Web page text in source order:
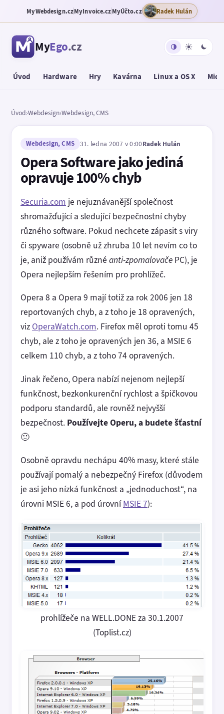
MyWebdesign.czMyInvoice.czMyÚčto.cz Radek Hulán
MyEgo.cz
Úvod Hardware Hry Kavárna Linux a OS X
Úvod›Webdesign›Webdesign, CMS
Webdesign, CMS 31. ledna 2007 v 0:00Radek Hulán
Opera Software jako jediná
opravuje 100% chyb
Securia.com je nejuznávanější společnost
shromažďující a sledující bezpečnostní chyby
různého software. Pokud nechcete zápasit s viry
či spyware (osobně už zhruba 10 let nevím co to
je, aniž používám různé anti-zpomalovače PC), je
Opera nejlepším řešením pro prohlížeč.
Opera 8 a Opera 9 mají totiž za rok 2006 jen 18
reportovaných chyb, a z toho je 18 opravených,
viz OperaWatch.com. Firefox měl oproti tomu 45
chyb, ale z toho je opravených jen 36, a MSIE 6
celkem 110 chyb, a z toho 74 opravených.
Jinak řečeno, Opera nabízí nejenom nejlepší
funkčnost, bezkonkurenční rychlost a špičkovou
podporu standardů, ale rovněž nejvyšší
bezpečnost. Používejte Operu, a budete šťastní
🙂
Osobně opravdu nechápu 40% masy, které stále
používají pomalý a nebezpečný Firefox (důvodem
je asi jeho nízká funkčnost a „jednoduchost“, na
úrovni MSIE 6, a pod úrovníMSIE 7):
prohlížeče na WELL.DONE za 30.1.2007
(Toplist.cz)